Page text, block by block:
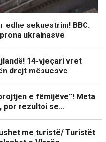
edhe sekuestrim! BBC:
ukrainasve
14-vjeçari vret
drejt mësuesve
e fëmijëve”! Meta
por rezultoi se…
me turistë/ Turistët